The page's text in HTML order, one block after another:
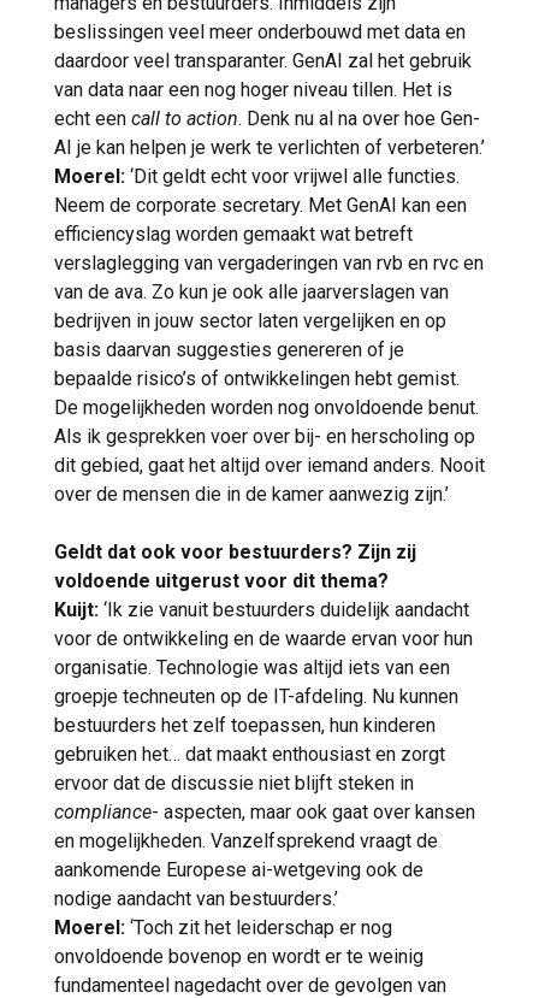
beslissingen veel meer onderbouwd met data en
daardoor veel transparanter. GenAI zal het gebruik
van data naar een nog hoger niveau tillen. Het is
echt een call to action. Denk nu al na over hoe Gen-
AI je kan helpen je werk te verlichten of verbeteren.’
Moerel: ‘Dit geldt echt voor vrijwel alle functies.
Neem de corporate secretary. Met GenAI kan een
efficiencyslag worden gemaakt wat betreft
verslaglegging van vergaderingen van rvb en rvc en
van de ava. Zo kun je ook alle jaarverslagen van
bedrijven in jouw sector laten vergelijken en op
basis daarvan suggesties genereren of je
bepaalde risico’s of ontwikkelingen hebt gemist.
De mogelijkheden worden nog onvoldoende benut.
Als ik gesprekken voer over bij- en herscholing op
dit gebied, gaat het altijd over iemand anders. Nooit
over de mensen die in de kamer aanwezig zijn.’
Geldt dat ook voor bestuurders? Zijn zij
voldoende uitgerust voor dit thema?
Kuijt: ‘Ik zie vanuit bestuurders duidelijk aandacht
voor de ontwikkeling en de waarde ervan voor hun
organisatie. Technologie was altijd iets van een
groepje techneuten op de IT-afdeling. Nu kunnen
bestuurders het zelf toepassen, hun kinderen
gebruiken het… dat maakt enthousiast en zorgt
ervoor dat de discussie niet blijft steken in
compliance- aspecten, maar ook gaat over kansen
en mogelijkheden. Vanzelfsprekend vraagt de
aankomende Europese ai-wetgeving ook de
nodige aandacht van bestuurders.’
Moerel: ‘Toch zit het leiderschap er nog
onvoldoende bovenop en wordt er te weinig
fundamenteel nagedacht over de gevolgen van